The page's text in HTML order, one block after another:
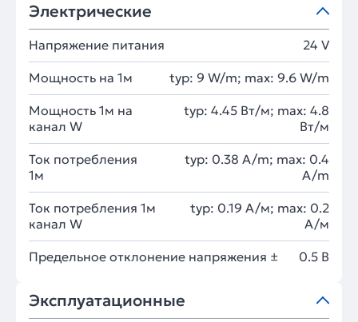
Электрические
Напряжение питания 24 V
Мощность на 1м typ: 9 W/m; max: 9.6 W/m
Мощность 1м на
канал W
typ: 4.45 Вт/м; max: 4.8
Вт/м
Ток потребления
1м
typ: 0.38 A/m; max: 0.4
A/m
Ток потребления 1м
канал W
typ: 0.19 А/м; max: 0.2
А/м
Предельное отклонение напряжения ± 0.5 В
Эксплуатационные